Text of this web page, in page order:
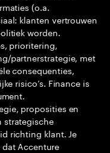
(o.a.
klanten vertrouwen
worden.
prioritering,
partnerstrategie, met
consequenties,
risico’s. Finance is
proposities en
strategische
richting klant. Je
Accenture